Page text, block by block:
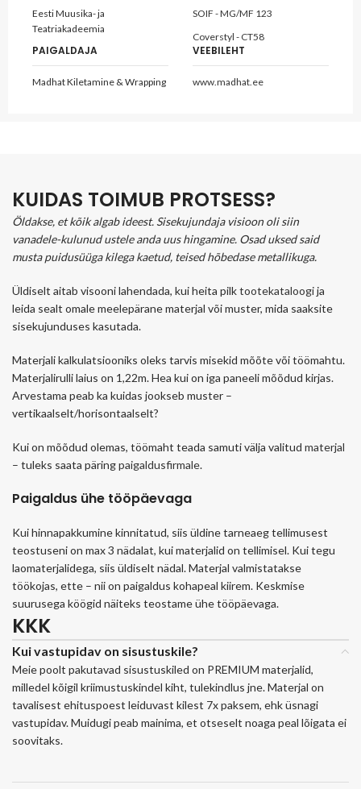
Eesti Muusika- ja
Teatriakadeemia
SOIF - MG/MF 123
Coverstyl - CT58
PAIGALDAJA
Madhat Kiletamine & Wrapping
VEEBILEHT
www.madhat.ee
KUIDAS TOIMUB PROTSESS?
Öldakse, et kõik algab ideest. Sisekujundaja visioon oli siin
vanadele-kulunud ustele anda uus hingamine. Osad uksed said
musta puidusüüga kilega kaetud, teised hõbedase metallikuga.
Üldiselt aitab visooni lahendada, kui heita pilktootekataloogija
leida sealt omale meelepärane materjal või muster, mida saaksite
sisekujunduses kasutada.
Materjali kalkulatsiooniks oleks tarvis misekid mõõte või töömahtu.
Materjalirulli laius on 1,22m. Hea kui on iga paneeli mõõdud kirjas.
Arvestama peab ka kuidas jookseb muster –
vertikaalselt/horisontaalselt?
Kui on mõõdud olemas, töömaht teada samuti välja valitud materjal
– tuleks saata päringpaigaldusfirmale.
Paigaldus ühe tööpäevaga
Kui hinnapakkumine kinnitatud, siis üldine tarneaeg tellimusest
teostuseni on max 3 nädalat, kui materjalid on tellimisel. Kui tegu
laomaterjalidega, siis üldiselt nädal. Materjal valmistatakse
töökojas, ette – nii on paigaldus kohapeal kiirem. Keskmise
suurusega köögid näiteks teostame ühe tööpäevaga.
KKK
Kui vastupidav on sisustuskile?
Meie poolt pakutavad sisustuskiled on PREMIUM materjalid,
milledel kõigil kriimustuskindel kiht, tulekindlus jne. Materjal on
tavalisest ehituspoest leiduvast kilest 7x paksem, ehk üsnagi
vastupidav. Muidugi peab mainima, et otseselt noaga peal lõigata ei
soovitaks.